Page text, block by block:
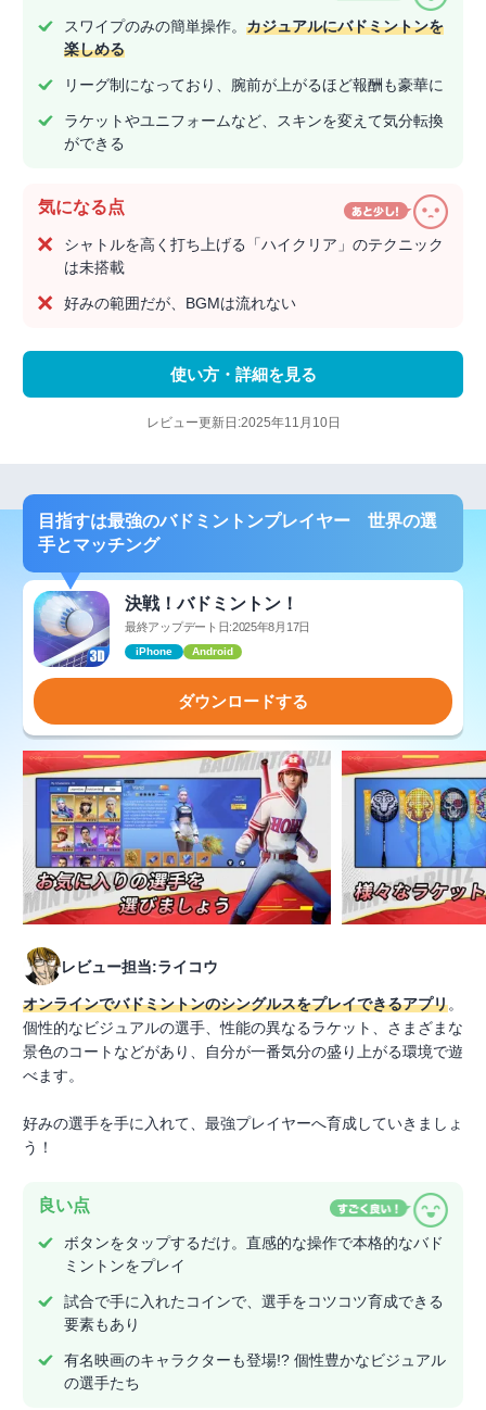
スワイプのみの簡単操作。 カジュアルにバドミントンを
楽しめる
リーグ制になっており、腕前が上がるほど報酬も豪華に
ラケットやユニフォームなど、スキンを変えて気分転換
ができる
気になる点
シャトルを高く打ち上げる「ハイクリア」のテクニック
は未搭載
好みの範囲だが、BGMは流れない
使い方・詳細を見る
レビュー更新日:2025年11月10日
目指すは最強のバドミントンプレイヤー 世界の選
手とマッチング
決戦！バドミントン！
最終アップデート日:2025年8月17日
iPhone Android
ダウンロードする
レビュー担当:ライコウ
オンラインでバドミントンのシングルスをプレイできるアプリ。
個性的なビジュアルの選手、性能の異なるラケット、さまざまな
景色のコートなどがあり、自分が一番気分の盛り上がる環境で遊
べます。
好みの選手を手に入れて、最強プレイヤーへ育成していきましょ
う！
良い点
ボタンをタップするだけ。直感的な操作で本格的なバド
ミントンをプレイ
試合で手に入れたコインで、選手をコツコツ育成できる
要素もあり
有名映画のキャラクターも登場!? 個性豊かなビジュアル
の選手たち